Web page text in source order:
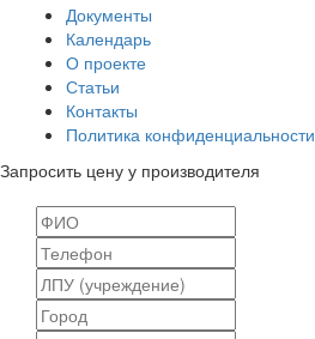
Документы
Календарь
О проекте
Статьи
Контакты
Политика конфиденциальности
Запросить цену у производителя